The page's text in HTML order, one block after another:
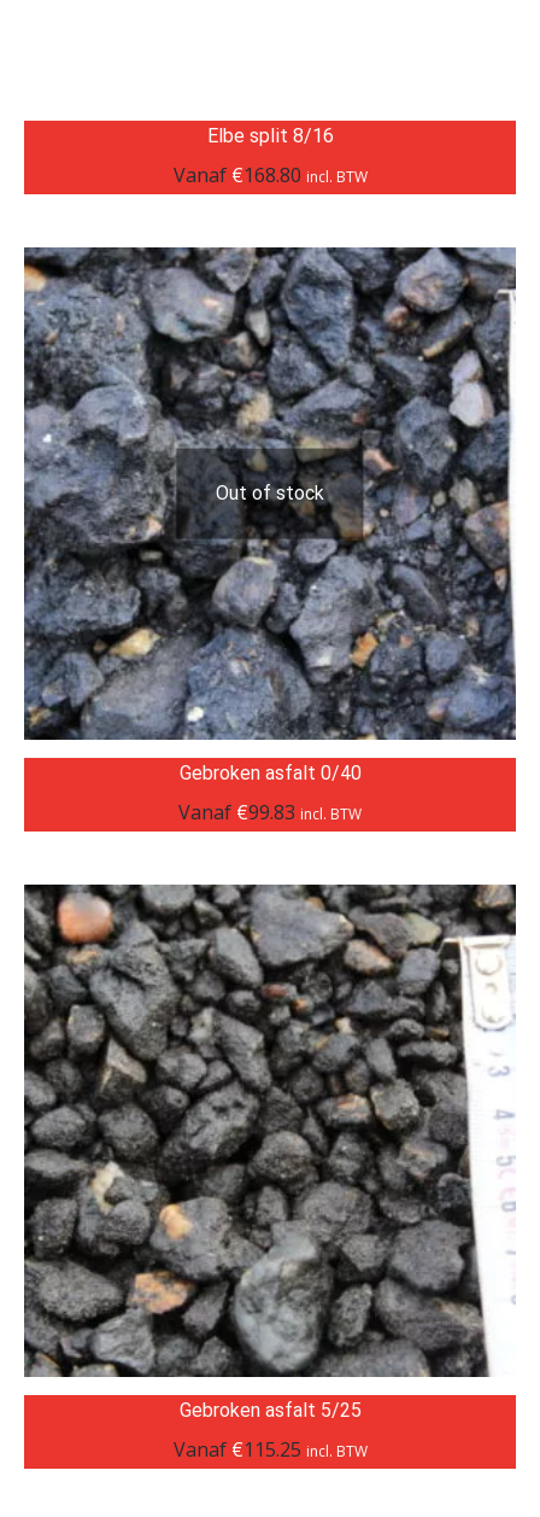
Elbe split 8/16
Vanaf €168.80 incl. BTW
Out of stock
Gebroken asfalt 0/40
Vanaf €99.83 incl. BTW
Gebroken asfalt 5/25
Vanaf €115.25 incl. BTW